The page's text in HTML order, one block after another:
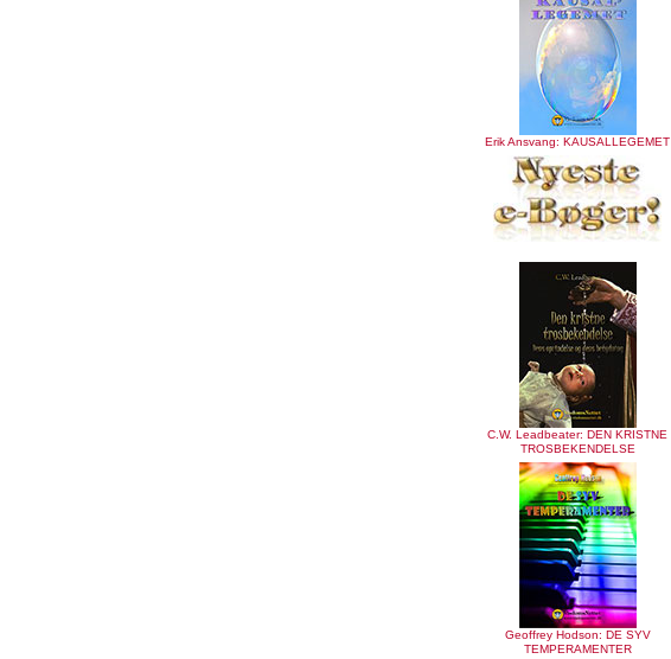
Erik Ansvang: KAUSALLEGEMET
C.W. Leadbeater: DEN KRISTNE
TROSBEKENDELSE
Geoffrey Hodson: DE SYV
TEMPERAMENTER